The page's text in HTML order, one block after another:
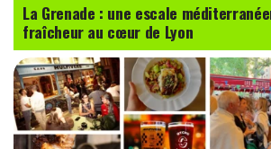
La Grenade : une escale
fraîcheur au cœur de Lyon